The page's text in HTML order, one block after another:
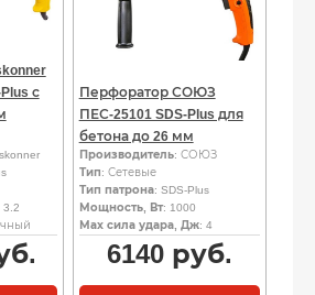
с
3.2
Перфоратор СОЮЗ
ПЕС-25101 SDS-Plus для
бетона до 26 мм
Производитель: СОЮЗ
Тип: Сетевые
Тип патрона: SDS-Plus
Мощность, Вт: 1000
Мах сила удара, Дж: 4
6140руб.